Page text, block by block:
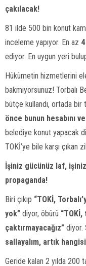
çakılacak!
81 ilde 500 bin konut
inceleme yapıyor. En az
ediyor. En uygun yeri
Hükümetin hizmetlerini
bakmıyorsunuz! Torbalı
bütçe kullandı, ortada
önce bunun hesabını
belediye konut yapacak
TOKİ’ye bile karşı çıkan
İşiniz gücünüz laf,
propaganda!
Biri çıkıp “TOKİ,
yok” diyor, öbürü
çaktırmayacağız” diyor.
sallayalım, artık
Geride kalan 2 yılda 200